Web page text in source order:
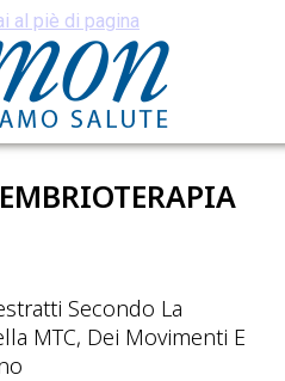
al piè di pagina
Secondo La
MTC, Dei Movimenti E